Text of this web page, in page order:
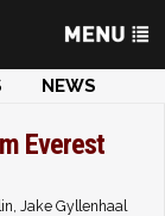
NEWS
Everest
Jake Gyllenhaal